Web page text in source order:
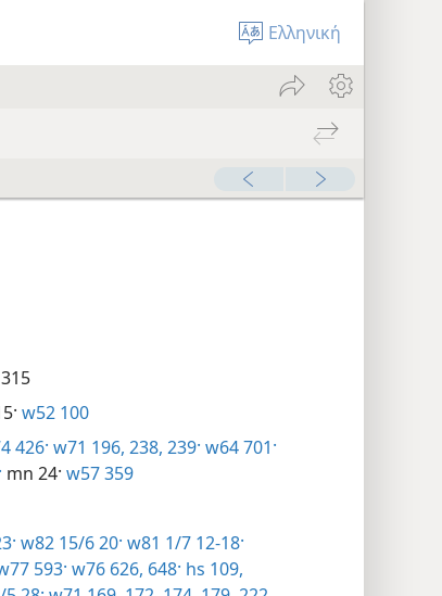
Ελληνική
w52 100
426· w71 196, 238, 239· w64 701·
mn 24· w57 359
w82 15/6 20· w81 1/7 12-18·
593· w76 626, 648· hs 109,